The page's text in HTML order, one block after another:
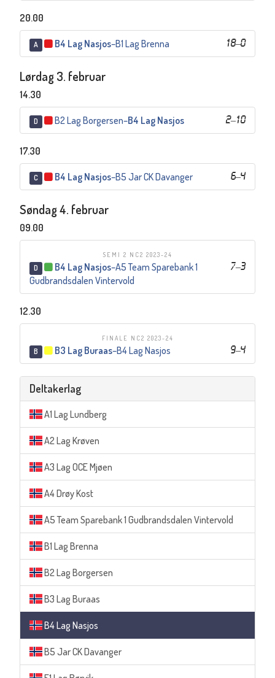
20.00
A 18–0
B4 Lag Nasjos–B1 Lag Brenna
Lørdag 3. februar
14.30
D 2–10
B2 Lag Borgersen–B4 Lag Nasjos
17.30
C 6–4
B4 Lag Nasjos–B5 Jar CK Davanger
Søndag 4. februar
09.00
SEMI 2 NC2 2023-24
D 7–3
B4 Lag Nasjos–A5 Team Sparebank 1
Gudbrandsdalen Vintervold
12.30
FINALE NC2 2023-24
B 9–4
B3 Lag Buraas–B4 Lag Nasjos
Deltakerlag
A1 Lag Lundberg
A2 Lag Krøven
A3 Lag OCE Mjøen
A4 Drøy Kost
A5 Team Sparebank 1 Gudbrandsdalen Vintervold
B1 Lag Brenna
B2 Lag Borgersen
B3 Lag Buraas
B4 Lag Nasjos
B5 Jar CK Davanger